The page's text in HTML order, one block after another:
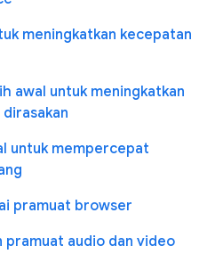
meningkatkan kecepatan
awal untuk meningkatkan
untuk mempercepat
pramuat browser
pramuat audio dan video